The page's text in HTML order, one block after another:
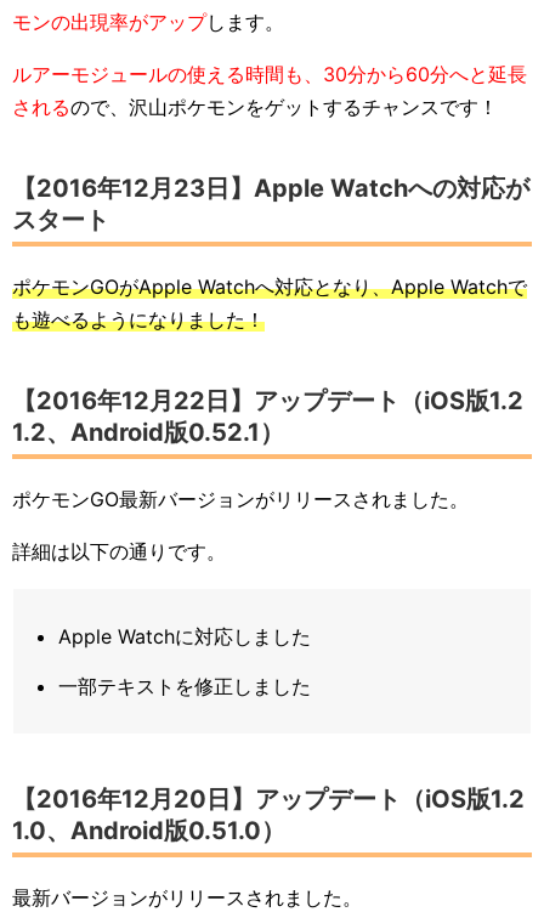
モンの出現率がアップします。
ルアーモジュールの使える時間も、30分から60分へと延長
されるので、沢山ポケモンをゲットするチャンスです！
【2016年12月23日】Apple Watchへの対応が
スタート
ポケモンGOがApple Watchへ対応となり、Apple Watchで
も遊べるようになりました！
【2016年12月22日】アップデート（iOS版1.2
1.2、Android版0.52.1）
ポケモンGO最新バージョンがリリースされました。
詳細は以下の通りです。
Apple Watchに対応しました
一部テキストを修正しました
【2016年12月20日】アップデート（iOS版1.2
1.0、Android版0.51.0）
最新バージョンがリリースされました。